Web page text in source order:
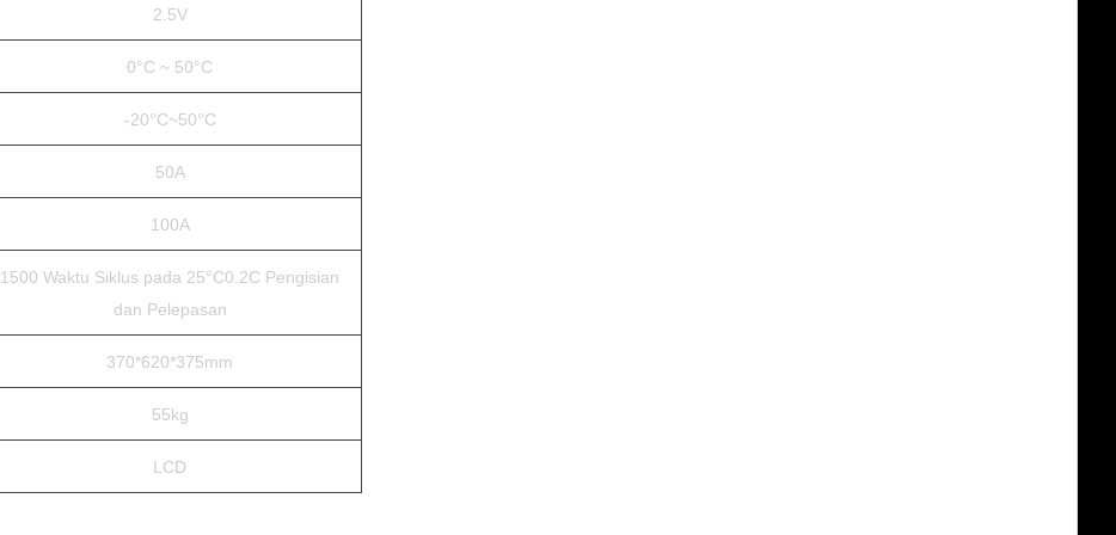
2.5V
0°C ~ 50°C
-20°C~50°C
50A
100A
1500 Waktu Siklus pada 25°C0.2C Pengisian
dan Pelepasan
370*620*375mm
55kg
LCD